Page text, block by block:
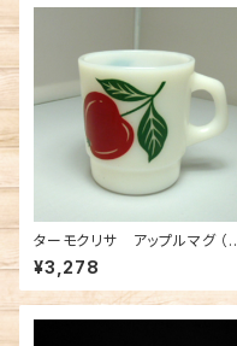
ターモクリサ アップルマグ （FK
-12563）
¥3,278